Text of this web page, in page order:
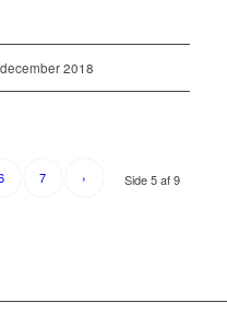
2018
Side 5 af 9
7 ›